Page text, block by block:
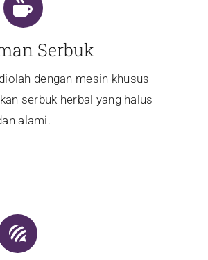
Serbuk
dengan mesin khusus
serbuk herbal yang halus
alami.